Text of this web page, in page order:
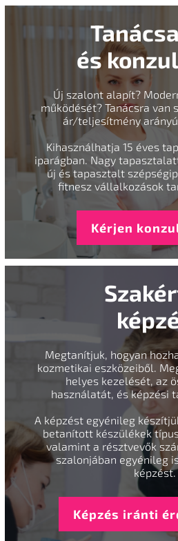
és
Új szalont alapít?
működését? Tanácsra van
ár/teljesítmény
Kihasználhatja 15 éves
iparágban. Nagy
új és tapasztalt
fitnesz vállalkozások
Kérjen
Megtanítjuk, hogyan
kozmetikai eszközeiből.
helyes kezelését, az
használatát, és képzési
A képzést egyénileg
betanított készülékek
valamint a résztvevők
szalonjában egyénileg
képzést.
Képzés iránti